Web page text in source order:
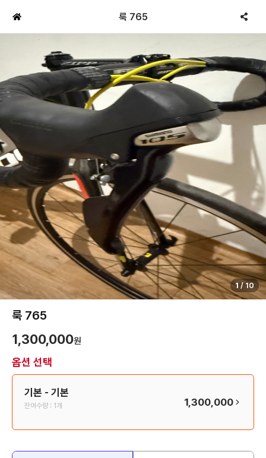
룩 765
1 / 10
룩 765
1,300,000원
옵션 선택
기본 - 기본
잔여수량 : 1개 1,300,000